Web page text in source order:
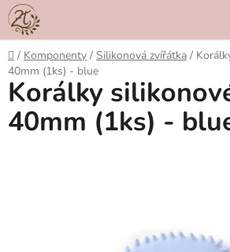
Přejít
na
obsah
Domů
/ Komponenty / Silikonová zvířátka /
40mm (1ks) - blue
Korálky
40mm (1ks) -